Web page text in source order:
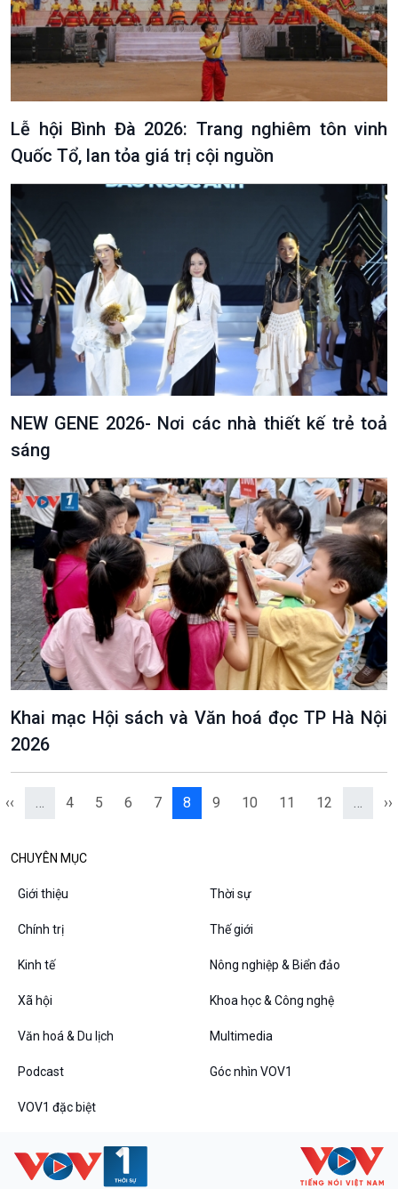
VOV1 đặc biệt
Thanh âm ký sự
Chân dung cuộc sống
Các chương trình đặc biệt
Lễ hội Bình Đà 2026: Trang nghiêm tôn vinh
Quốc Tổ, lan tỏa giá trị cội nguồn
NEW GENE 2026- Nơi các nhà thiết kế trẻ toả
sáng
Khai mạc Hội sách và Văn hoá đọc TP Hà Nội
2026
‹‹ … 4 5 6 7 8 9 10 11 12 … ››
CHUYÊN MỤC
Giới thiệu Thời sự
Chính trị Thế giới
Kinh tế Nông nghiệp & Biển đảo
Xã hội Khoa học & Công nghệ
Văn hoá & Du lịch Multimedia
Podcast Góc nhìn VOV1
VOV1 đặc biệt